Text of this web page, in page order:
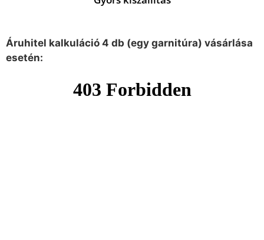
Áruhitel kalkuláció 4 db (egy garnitúra) vásárlása
esetén: